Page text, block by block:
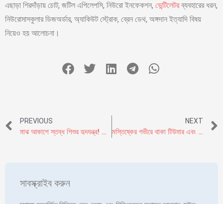
এছাড়া শিরদাঁড়ায় চোট, জটিল এপিলেপসি, নিউরো ইনফেকশন, ভেন্টিলেটরব্যবহারের ধরন,
নিউরোমাসকুলার ডিজঅর্ডার, অ্যাকিউট স্ট্রোক, ব্রেন ডেথ, অঙ্গদান ইত্যাদি বিষয়
নিয়েও হয় আলোচনা।
PREVIOUS
মাঝ আকাশে স্তব্ধ শিশুর হৃদযন্ত্র! পাঁচ চিকিৎসকের প্রাণ বাঁচানোর প্রচেষ্টা হার মানাবে হলিউড মুভিকেও
NEXT
মস্তিষ্কের গভীরে থাকা টিউমার এবং অন্যান্য সমস্যার অপারেশন নিয়ে ইনস্টিটিউট অব নিউরোসায়েন্স-এ আয়োজিত হল ‘স্কাল বেস লাইভ নিউরোসার্জারি ওয়ার্কশপ এবং ডব্লিএফএনএসফাউন্ডেশন কোর্স ২০২৩’
সাবস্ক্রাইব করুন